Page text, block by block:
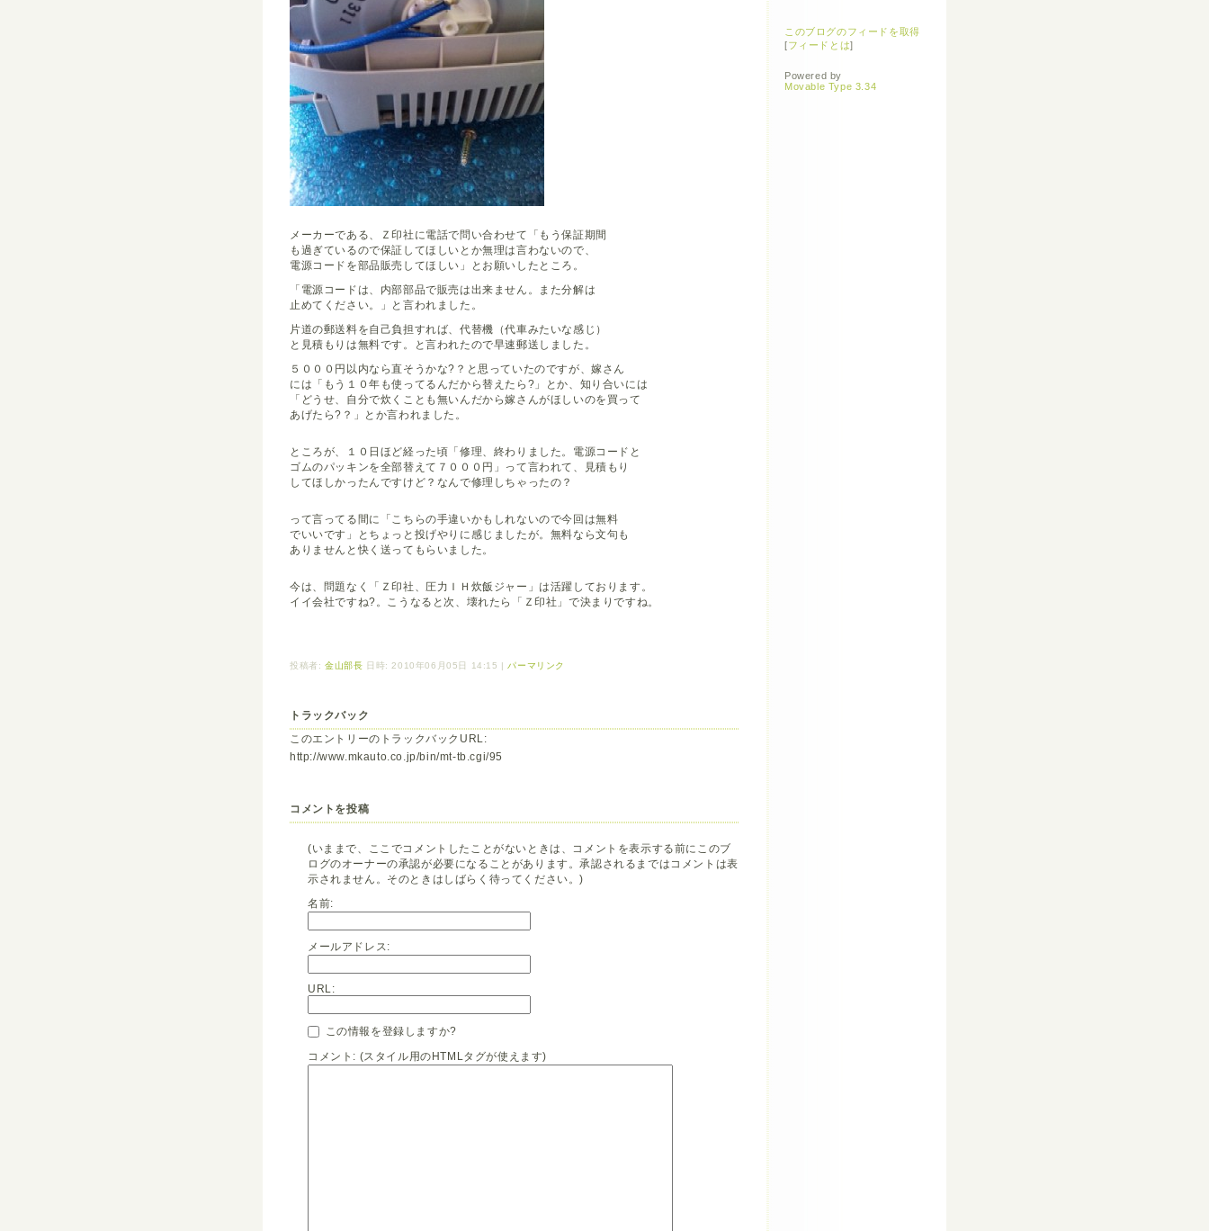
メーカーである、Ｚ印社に電話で問い合わせて「もう保証期間
も過ぎているので保証してほしいとか無理は言わないので、
電源コードを部品販売してほしい」とお願いしたところ。
「電源コードは、内部部品で販売は出来ません。また分解は
止めてください。」と言われました。
片道の郵送料を自己負担すれば、代替機（代車みたいな感じ）
と見積もりは無料です。と言われたので早速郵送しました。
５０００円以内なら直そうかな?？と思っていたのですが、嫁さん
には「もう１０年も使ってるんだから替えたら?」とか、知り合いには
「どうせ、自分で炊くことも無いんだから嫁さんがほしいのを買って
あげたら?？」とか言われました。
ところが、１０日ほど経った頃「修理、終わりました。電源コードと
ゴムのパッキンを全部替えて７０００円」って言われて、見積もり
してほしかったんですけど？なんで修理しちゃったの？
って言ってる間に「こちらの手違いかもしれないので今回は無料
でいいです」とちょっと投げやりに感じましたが。無料なら文句も
ありませんと快く送ってもらいました。
今は、問題なく「Ｚ印社、圧力ＩＨ炊飯ジャー」は活躍しております。
イイ会社ですね?。こうなると次、壊れたら「Ｚ印社」で決まりですね。
投稿者: 金山部長 日時: 2010年06月05日 14:15 | パーマリンク
トラックバック
このエントリーのトラックバックURL:
http://www.mkauto.co.jp/bin/mt-tb.cgi/95
コメントを投稿
(いままで、ここでコメントしたことがないときは、コメントを表示する前にこのブ
ログのオーナーの承認が必要になることがあります。承認されるまではコメントは表
示されません。そのときはしばらく待ってください。)
名前:
メールアドレス:
URL:
この情報を登録しますか?
コメント: (スタイル用のHTMLタグが使えます)
このブログのフィードを取得
[フィードとは]
Powered by
Movable Type 3.34